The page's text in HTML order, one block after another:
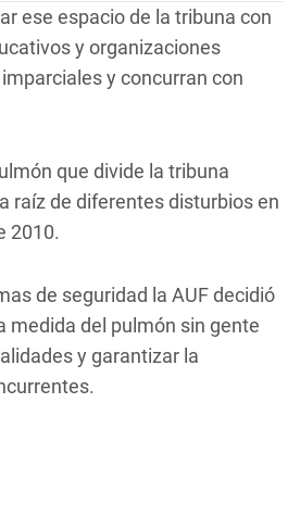
ese espacio de la tribuna con
y organizaciones
y concurran con
que divide la tribuna
raíz de diferentes disturbios en
2010.
de seguridad la AUF decidió
medida del pulmón sin gente
y garantizar la